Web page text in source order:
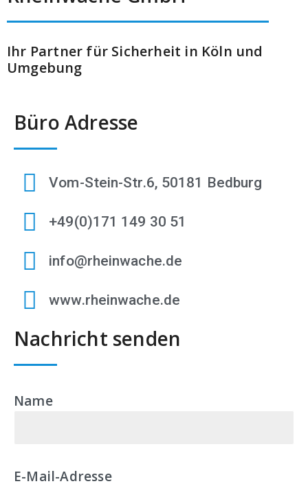
Ihr Partner für Sicherheit in Köln und
Umgebung
Büro Adresse
Vom-Stein-Str.6, 50181 Bedburg
+49(0)171 149 30 51
info@rheinwache.de
www.rheinwache.de
Nachricht senden
Name
E-Mail-Adresse